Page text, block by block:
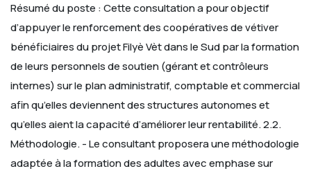
Résumé du poste :Cette consultation a pour objectif
d’appuyer le renforcement des coopératives de vétiver
bénéficiaires du projet Filyè Vèt dans le Sud par la formation
de leurs personnels de soutien (gérant et contrôleurs
internes) sur le plan administratif, comptable et commercial
afin qu’elles deviennent des structures autonomes et
qu’elles aient la capacité d’améliorer leur rentabilité.2.2.
Méthodologie. -Le consultant proposera une méthodologie
adaptée à la formation des adultes avec emphase sur